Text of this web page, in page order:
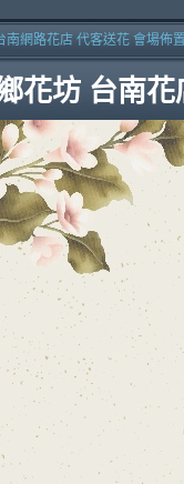
花坊 台南花
南網路花店 代客送花 會場佈